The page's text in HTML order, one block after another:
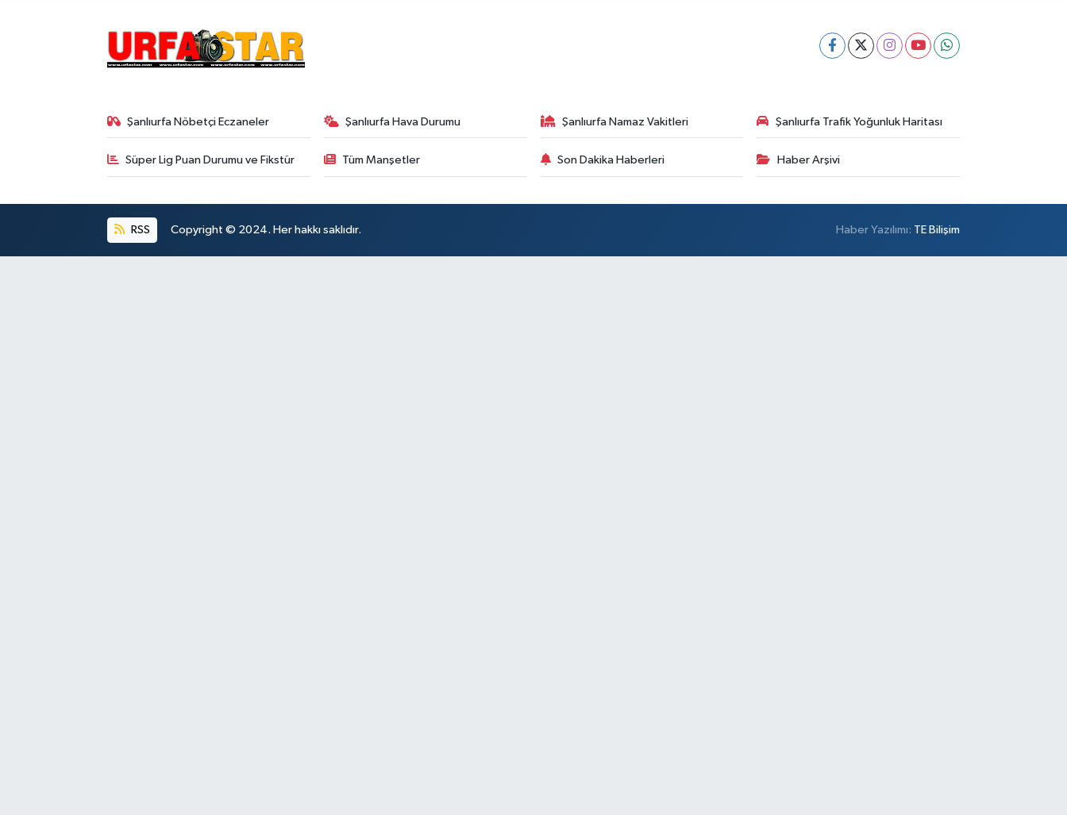
Şanlıurfa Nöbetçi Eczaneler Şanlıurfa Hava Durumu Şanlıurfa Namaz Vakitleri Şanlıurfa Trafik Yoğunluk Haritası
Süper Lig Puan Durumu ve Fikstür Tüm Manşetler Son Dakika Haberleri Haber Arşivi
RSS Copyright © 2024. Her hakkı saklıdır. Haber Yazılımı: TE Bilişim